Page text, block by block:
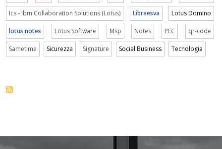
Ics - Ibm Collaboration Solutions (Lotus) Libraesva Lotus Domino
lotus notes Lotus Software Msp Notes PEC qr-code
Sametime Sicurezza Signature Social Business Tecnologia